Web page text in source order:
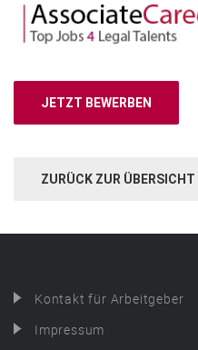
JETZT BEWERBEN
ZURÜCK ZUR
Kontakt für Arbeitgeber
Impressum